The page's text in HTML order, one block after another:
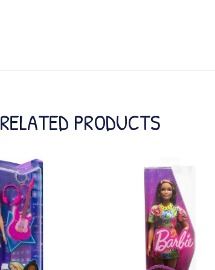
RELATED PRODUCTS